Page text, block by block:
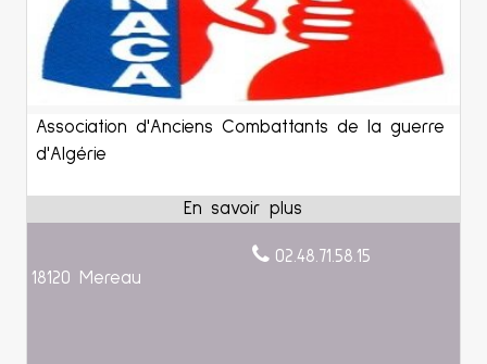
Association d'Anciens Combattants de la guerre
d'Algérie
18120 Mereau
02.48.71.58.15